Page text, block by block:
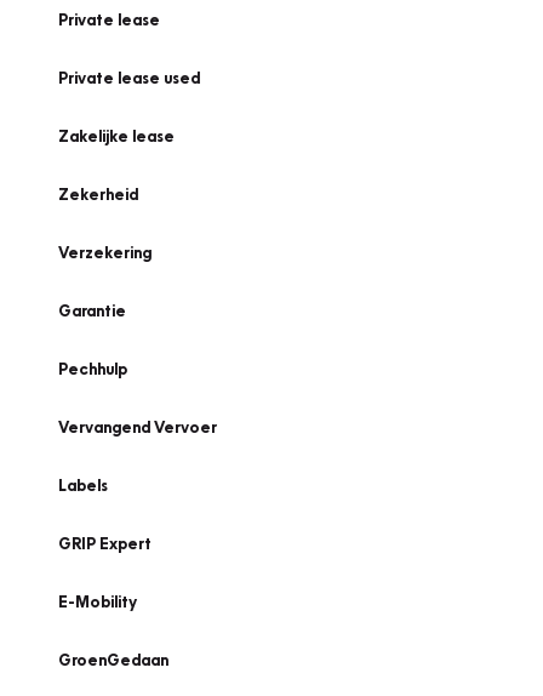
Private lease
Private lease used
Zakelijke lease
Zekerheid
Verzekering
Garantie
Pechhulp
Vervangend Vervoer
Labels
GRIP Expert
E-Mobility
GroenGedaan